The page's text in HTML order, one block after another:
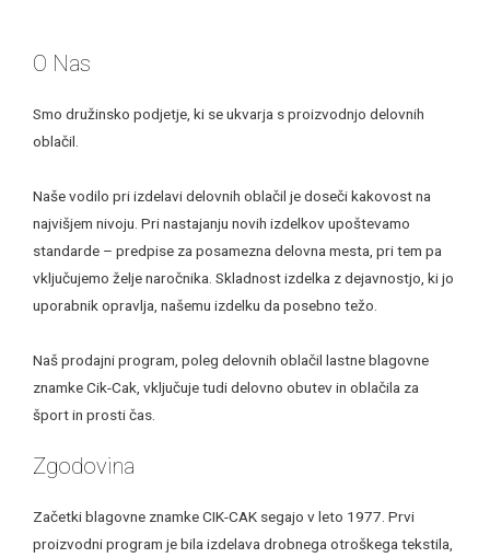
O Nas
Smo družinsko podjetje, ki se ukvarja s proizvodnjo delovnih
oblačil.
Naše vodilo pri izdelavi delovnih oblačil je doseči kakovost na
najvišjem nivoju. Pri nastajanju novih izdelkov upoštevamo
standarde – predpise za posamezna delovna mesta, pri tem pa
vključujemo želje naročnika. Skladnost izdelka z dejavnostjo, ki jo
uporabnik opravlja, našemu izdelku da posebno težo.
Naš prodajni program, poleg delovnih oblačil lastne blagovne
znamke Cik-Cak, vključuje tudi delovno obutev in oblačila za
šport in prosti čas.
Zgodovina
Začetki blagovne znamke CIK-CAK segajo v leto 1977. Prvi
proizvodni program je bila izdelava drobnega otroškega tekstila,